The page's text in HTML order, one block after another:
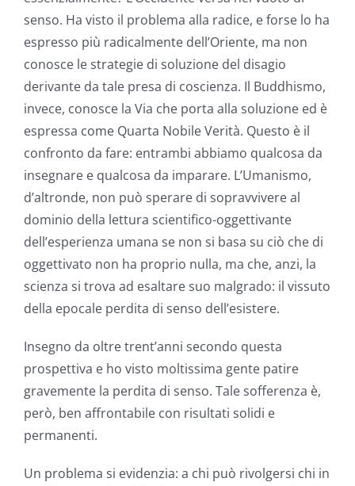
senso. Ha visto il problema alla radice, e forse lo ha
espresso più radicalmente dell’Oriente, ma non
conosce le strategie di soluzione del disagio
derivante da tale presa di coscienza. Il Buddhismo,
invece, conosce la Via che porta alla soluzione ed è
espressa come Quarta Nobile Verità. Questo è il
confronto da fare: entrambi abbiamo qualcosa da
insegnare e qualcosa da imparare. L’Umanismo,
d’altronde, non può sperare di sopravvivere al
dominio della lettura scientifico-oggettivante
dell’esperienza umana se non si basa su ciò che di
oggettivato non ha proprio nulla, ma che, anzi, la
scienza si trova ad esaltare suo malgrado: il vissuto
della epocale perdita di senso dell’esistere.
Insegno da oltre trent’anni secondo questa
prospettiva e ho visto moltissima gente patire
gravemente la perdita di senso. Tale sofferenza è,
però, ben affrontabile con risultati solidi e
permanenti.
Un problema si evidenzia: a chi può rivolgersi chi in